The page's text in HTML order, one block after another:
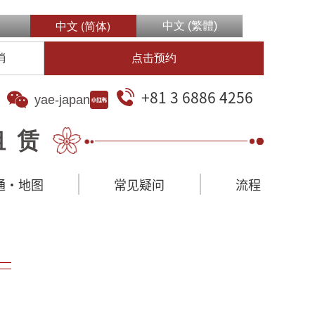
中文 (简体) 中文 (繁體)
点击预约
yae-japan +81 3 6886 4256
赁
·地图 常见疑问 流程